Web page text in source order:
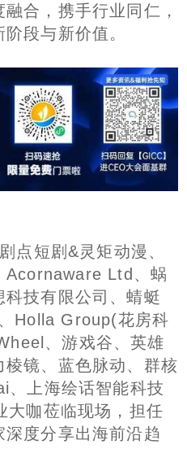
合，携手行业同仁，
段与新价值。
点短剧&灵矩动漫、
Acornaware Ltd、蜗
技有限公司、蜻蜓
Holla Group(花房科
、游戏谷、英雄
镜、蓝色脉动、群核
、上海绘话智能科技
大咖莅临现场，担任
度分享出海前沿趋